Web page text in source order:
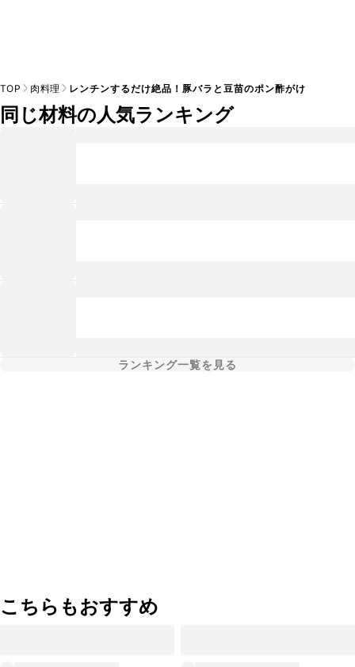
TOP 肉料理 レンチンするだけ絶品！豚バラと豆苗のポン酢がけ
同じ材料の人気ランキング
ランキング一覧を見る
こちらもおすすめ